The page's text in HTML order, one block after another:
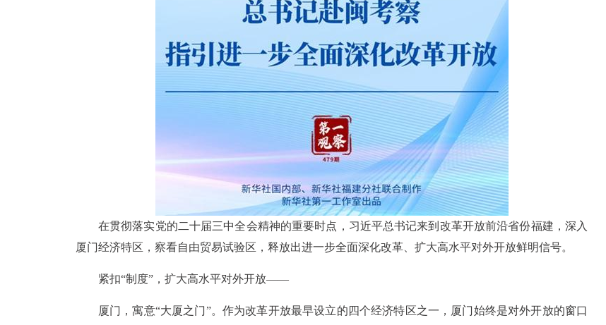
在贯彻落实党的二十届三中全会精神的重要时点，习近平总书记来到改革开放前沿省份福建，深入
厦门经济特区，察看自由贸易试验区，释放出进一步全面深化改革、扩大高水平对外开放鲜明信号。
紧扣“制度”，扩大高水平对外开放——
厦门，寓意“大厦之门”。作为改革开放最早设立的四个经济特区之一，厦门始终是对外开放的窗口